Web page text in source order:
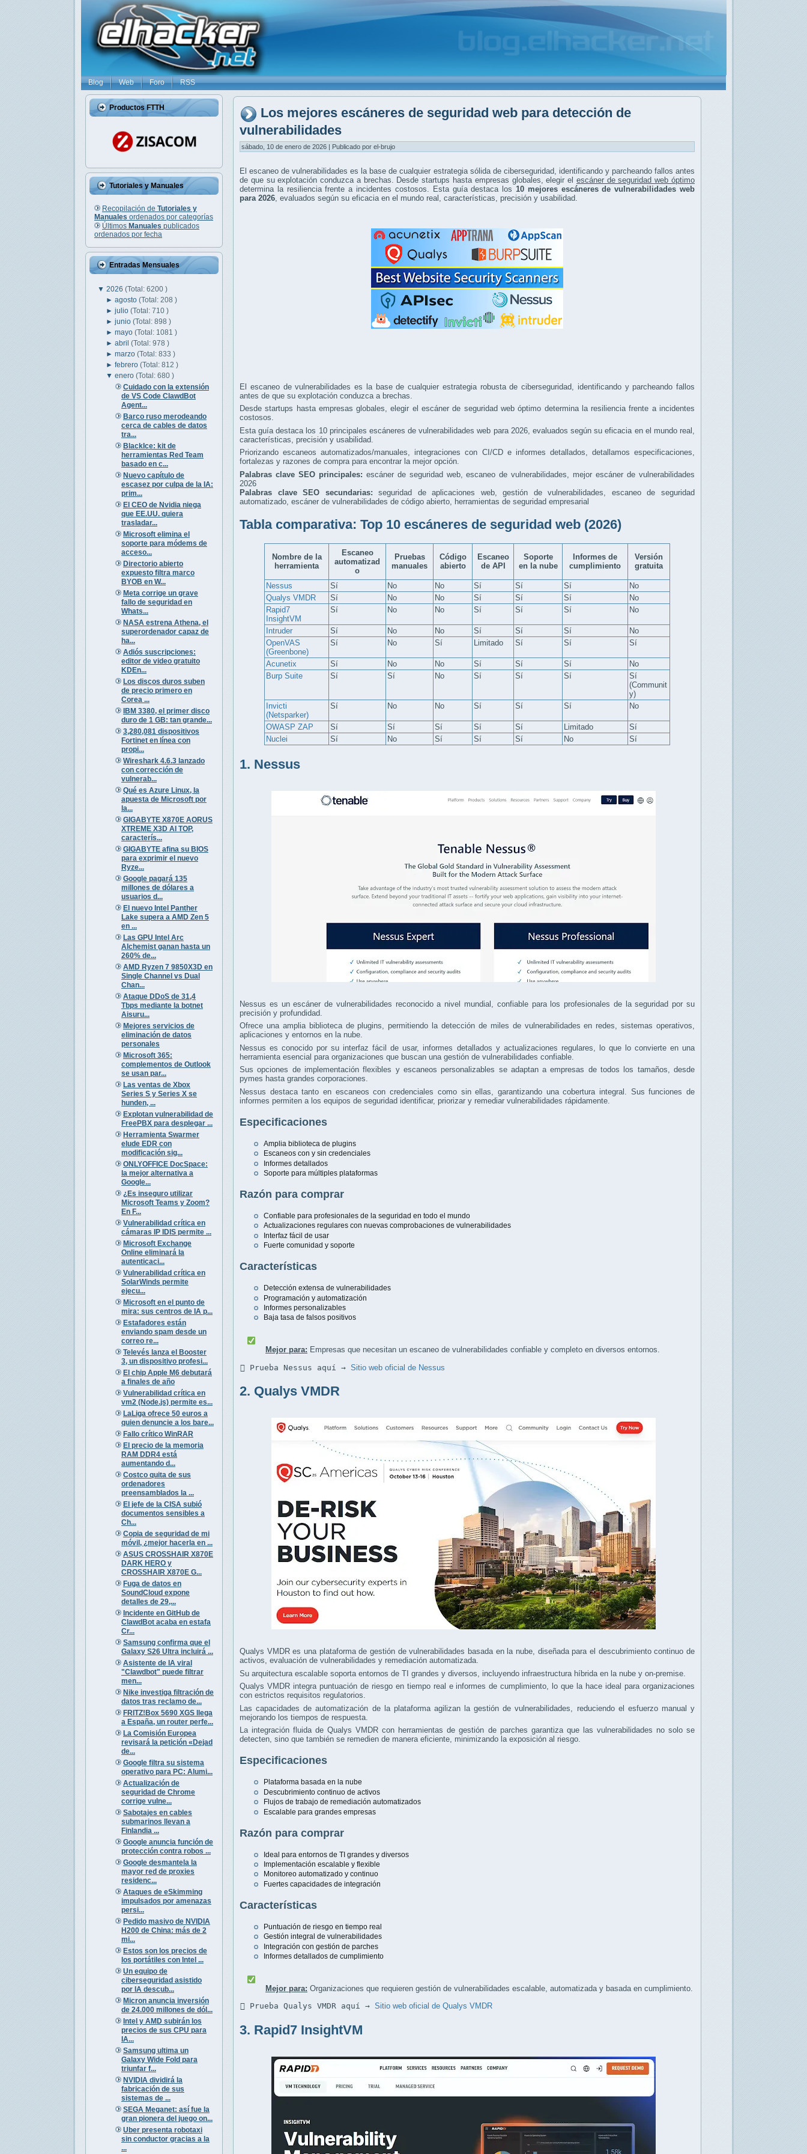
Blog Web Foro RSS
Productos FTTH
Tutoriales y Manuales
Recopilación de Tutoriales y
Manuales ordenados por categorías
Últimos Manuales publicados
ordenados por fecha
Entradas Mensuales
▼ 2026 (Total: 6200 )
►agosto(Total: 208 )
►julio(Total: 710 )
►junio(Total: 898 )
►mayo(Total: 1081 )
►abril(Total: 978 )
►marzo(Total: 833 )
►febrero(Total: 812 )
▼enero(Total: 680 )
Cuidado con la extensión
de VS Code ClawdBot
Agent...
Barco ruso merodeando
cerca de cables de datos
tra...
BlackIce: kit de
herramientas Red Team
basado en c...
Nuevo capítulo de
escasez por culpa de la IA:
prim...
El CEO de Nvidia niega
que EE.UU. quiera
trasladar...
Microsoft elimina el
soporte para módems de
acceso...
Directorio abierto
expuesto filtra marco
BYOB en W...
Meta corrige un grave
fallo de seguridad en
Whats...
NASA estrena Athena, el
superordenador capaz de
ha...
Adiós suscripciones:
editor de video gratuito
KDEn...
Los discos duros suben
de precio primero en
Corea ...
IBM 3380, el primer disco
duro de 1 GB: tan grande...
3,280,081 dispositivos
Fortinet en línea con
propi...
Wireshark 4.6.3 lanzado
con corrección de
vulnerab...
Qué es Azure Linux, la
apuesta de Microsoft por
la...
GIGABYTE X870E AORUS
XTREME X3D AI TOP,
caracterís...
GIGABYTE afina su BIOS
para exprimir el nuevo
Ryze...
Google pagará 135
millones de dólares a
usuarios d...
El nuevo Intel Panther
Lake supera a AMD Zen 5
en ...
Las GPU Intel Arc
Alchemist ganan hasta un
260% de...
AMD Ryzen 7 9850X3D en
Single Channel vs Dual
Chan...
Ataque DDoS de 31,4
Tbps mediante la botnet
Aisuru...
Mejores servicios de
eliminación de datos
personales
Microsoft 365:
complementos de Outlook
se usan par...
Las ventas de Xbox
Series S y Series X se
hunden, ...
Explotan vulnerabilidad de
FreePBX para desplegar ...
Herramienta Swarmer
elude EDR con
modificación sig...
ONLYOFFICE DocSpace:
la mejor alternativa a
Google...
¿Es inseguro utilizar
Microsoft Teams y Zoom?
En F...
Vulnerabilidad crítica en
cámaras IP IDIS permite ...
Microsoft Exchange
Online eliminará la
autenticaci...
Vulnerabilidad crítica en
SolarWinds permite
ejecu...
Microsoft en el punto de
mira: sus centros de IA p...
Estafadores están
enviando spam desde un
correo re...
Televés lanza el Booster
3, un dispositivo profesi...
El chip Apple M6 debutará
a finales de año
Vulnerabilidad crítica en
vm2 (Node.js) permite es...
LaLiga ofrece 50 euros a
quien denuncie a los bare...
Fallo crítico WinRAR
El precio de la memoria
RAM DDR4 está
aumentando d...
Costco quita de sus
ordenadores
preensamblados la ...
El jefe de la CISA subió
documentos sensibles a
Ch...
Copia de seguridad de mi
móvil, ¿mejor hacerla en ...
ASUS CROSSHAIR X870E
DARK HERO y
CROSSHAIR X870E G...
Fuga de datos en
SoundCloud expone
detalles de 29,...
Incidente en GitHub de
ClawdBot acaba en estafa
Cr...
Samsung confirma que el
Galaxy S26 Ultra incluirá ...
Asistente de IA viral
"Clawdbot" puede filtrar
men...
Nike investiga filtración de
datos tras reclamo de...
FRITZ!Box 5690 XGS llega
a España, un router perfe...
La Comisión Europea
revisará la petición «Dejad
de...
Google filtra su sistema
operativo para PC: Alumi...
Actualización de
seguridad de Chrome
corrige vulne...
Sabotajes en cables
submarinos llevan a
Finlandia ...
Google anuncia función de
protección contra robos ...
Google desmantela la
mayor red de proxies
residenc...
Ataques de eSkimming
impulsados por amenazas
persi...
Pedido masivo de NVIDIA
H200 de China: más de 2
mi...
Estos son los precios de
los portátiles con Intel ...
Un equipo de
ciberseguridad asistido
por IA descub...
Micron anuncia inversión
de 24.000 millones de dól...
Intel y AMD subirán los
precios de sus CPU para
IA...
Samsung ultima un
Galaxy Wide Fold para
triunfar f...
NVIDIA dividirá la
fabricación de sus
sistemas de ...
SEGA Meganet: así fue la
gran pionera del juego on...
Uber presenta robotaxi
sin conductor gracias a la
...
Los mejores escáneres de seguridad web para detección de
vulnerabilidades
sábado, 10 de enero de 2026 | Publicado por el-brujo
El escaneo de vulnerabilidades es la base de cualquier estrategia sólida de ciberseguridad, identificando y parcheando fallos antes
de que su explotación conduzca a brechas. Desde startups hasta empresas globales, elegir el escáner de seguridad web óptimo
determina la resiliencia frente a incidentes costosos. Esta guía destaca los 10 mejores escáneres de vulnerabilidades web
para 2026 , evaluados según su eficacia en el mundo real, características, precisión y usabilidad.
El escaneo de vulnerabilidades es la base de cualquier estrategia robusta de ciberseguridad, identificando y parcheando fallos
antes de que su explotación conduzca a brechas.
Desde startups hasta empresas globales, elegir el escáner de seguridad web óptimo determina la resiliencia frente a incidentes
costosos.
Esta guía destaca los 10 principales escáneres de vulnerabilidades web para 2026, evaluados según su eficacia en el mundo real,
características, precisión y usabilidad.
Priorizando escaneos automatizados/manuales, integraciones con CI/CD e informes detallados, detallamos especificaciones,
fortalezas y razones de compra para encontrar la mejor opción.
Palabras clave SEO principales: escáner de seguridad web, escaneo de vulnerabilidades, mejor escáner de vulnerabilidades
2026
Palabras clave SEO secundarias: seguridad de aplicaciones web, gestión de vulnerabilidades, escaneo de seguridad
automatizado, escáner de vulnerabilidades de código abierto, herramientas de seguridad empresarial
Tabla comparativa: Top 10 escáneres de seguridad web (2026)
Nombre de la
herramienta
Escaneo
automatizad
o
Pruebas
manuales
Código
abierto
Escaneo
de API
Soporte
en la nube
Informes de
cumplimiento
Versión
gratuita
Nessus Sí No No Sí Sí Sí
No
Qualys VMDR
Sí No No Sí Sí Sí
No
Rapid7
InsightVM
Sí No No Sí Sí Sí No
Intruder Sí No No Sí Sí Sí
No
OpenVAS
(Greenbone)
Sí No Sí Limitado Sí Sí Sí
Acunetix Sí No No Sí Sí Sí
No
Burp Suite
Sí Sí No Sí Sí Sí
Sí
(Communit
y)
Invicti
(Netsparker)
Sí No No Sí Sí Sí No
OWASP ZAP Sí Sí Sí Sí Sí Limitado
Sí
Nuclei
Sí No Sí Sí Sí No Sí
1. Nessus
Nessus es un escáner de vulnerabilidades reconocido a nivel mundial, confiable para los profesionales de la seguridad por su
precisión y profundidad.
Ofrece una amplia biblioteca de plugins, permitiendo la detección de miles de vulnerabilidades en redes, sistemas operativos,
aplicaciones y entornos en la nube.
Nessus es conocido por su interfaz fácil de usar, informes detallados y actualizaciones regulares, lo que lo convierte en una
herramienta esencial para organizaciones que buscan una gestión de vulnerabilidades confiable.
Sus opciones de implementación flexibles y escaneos personalizables se adaptan a empresas de todos los tamaños, desde
pymes hasta grandes corporaciones.
Nessus destaca tanto en escaneos con credenciales como sin ellas, garantizando una cobertura integral. Sus funciones de
informes permiten a los equipos de seguridad identificar, priorizar y remediar vulnerabilidades rápidamente.
Especificaciones
Amplia biblioteca de plugins
Escaneos con y sin credenciales
Informes detallados
Soporte para múltiples plataformas
Razón para comprar
Confiable para profesionales de la seguridad en todo el mundo
Actualizaciones regulares con nuevas comprobaciones de vulnerabilidades
Interfaz fácil de usar
Fuerte comunidad y soporte
Características
Detección extensa de vulnerabilidades
Programación y automatización
Informes personalizables
Baja tasa de falsos positivos
Mejor para: Empresas que necesitan un escaneo de vulnerabilidades confiable y completo en diversos entornos.
 Prueba Nessus aquí → Sitio web oficial de Nessus
2. Qualys VMDR
Qualys VMDR es una plataforma de gestión de vulnerabilidades basada en la nube, diseñada para el descubrimiento continuo de
activos, evaluación de vulnerabilidades y remediación automatizada.
Su arquitectura escalable soporta entornos de TI grandes y diversos, incluyendo infraestructura híbrida en la nube y on-premise.
Qualys VMDR integra puntuación de riesgo en tiempo real e informes de cumplimiento, lo que la hace ideal para organizaciones
con estrictos requisitos regulatorios.
Las capacidades de automatización de la plataforma agilizan la gestión de vulnerabilidades, reduciendo el esfuerzo manual y
mejorando los tiempos de respuesta.
La integración fluida de Qualys VMDR con herramientas de gestión de parches garantiza que las vulnerabilidades no solo se
detecten, sino que también se remedien de manera eficiente, minimizando la exposición al riesgo.
Especificaciones
Plataforma basada en la nube
Descubrimiento continuo de activos
Flujos de trabajo de remediación automatizados
Escalable para grandes empresas
Razón para comprar
Ideal para entornos de TI grandes y diversos
Implementación escalable y flexible
Monitoreo automatizado y continuo
Fuertes capacidades de integración
Características
Puntuación de riesgo en tiempo real
Gestión integral de vulnerabilidades
Integración con gestión de parches
Informes detallados de cumplimiento
Mejor para: Organizaciones que requieren gestión de vulnerabilidades escalable, automatizada y basada en cumplimiento.
 Prueba Qualys VMDR aquí → Sitio web oficial de Qualys VMDR
3. Rapid7 InsightVM